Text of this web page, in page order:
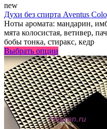
new
Духи без спирта Aventus
Ноты аромата: мандарин,
мята колосистая, ветивер,
бобы тонка, стиракс, кедр
Выбрать опции